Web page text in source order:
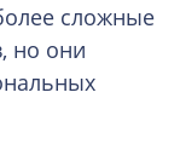
сложные
но они